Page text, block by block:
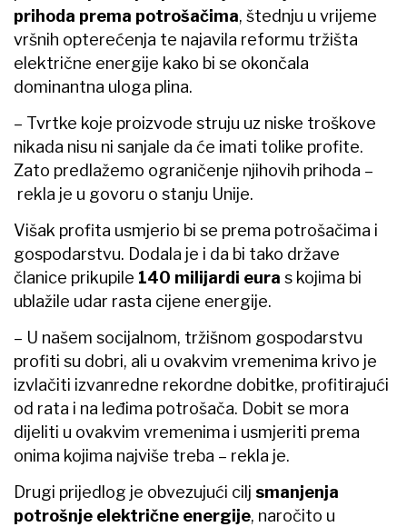
prihoda prema potrošačima, štednju u vrijeme
vršnih opterećenja te najavila reformu tržišta
električne energije kako bi se okončala
dominantna uloga plina.
– Tvrtke koje proizvode struju uz niske troškove
nikada nisu ni sanjale da će imati tolike profite.
Zato predlažemo ograničenje njihovih prihoda –
rekla je u govoru o stanju Unije.
Višak profita usmjerio bi se prema potrošačima i
gospodarstvu. Dodala je i da bi tako države
članice prikupile 140 milijardi eura s kojima bi
ublažile udar rasta cijene energije.
– U našem socijalnom, tržišnom gospodarstvu
profiti su dobri, ali u ovakvim vremenima krivo je
izvlačiti izvanredne rekordne dobitke, profitirajući
od rata i na leđima potrošača. Dobit se mora
dijeliti u ovakvim vremenima i usmjeriti prema
onima kojima najviše treba – rekla je.
Drugi prijedlog je obvezujući cilj smanjenja
potrošnje električne energije, naročito u